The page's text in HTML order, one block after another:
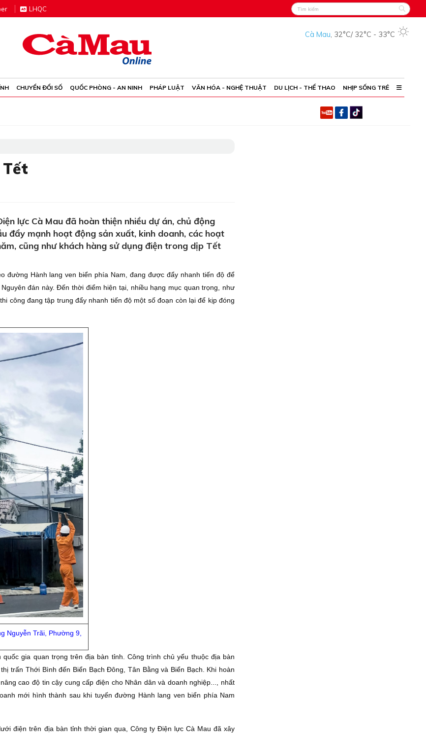
LHQC
Cà Mau, 32°C/ 32°C - 33°C
CHUYỂN ĐỔI SỐ QUỐC PHÒNG - AN NINH PHÁP LUẬT VĂN HÓA - NGHỆ THUẬT DU LỊCH - THỂ THAO NHỊP SỐNG TRẺ
lực Cà Mau đã hoàn thiện nhiều dự án, chủ động
đẩy mạnh hoạt động sản xuất, kinh doanh, các hoạt
cũng như khách hàng sử dụng điện trong dịp Tết
đường Hành lang ven biển phía Nam, đang được đẩy nhanh tiến độ để
đán này. Ðến thời điểm hiện tại, nhiều hạng mục quan trọng, như
công đang tập trung đẩy nhanh tiến độ một số đoạn còn lại để kịp đóng
Nguyễn Trãi, Phường 9,
gia quan trọng trên địa bàn tỉnh. Công trình chủ yếu thuộc địa bàn
trấn Thới Bình đến Biển Bạch Ðông, Tân Bằng và Biển Bạch. Khi hoàn
cao độ tin cậy cung cấp điện cho Nhân dân và doanh nghiệp..., nhất
mới hình thành sau khi tuyến đường Hành lang ven biển phía Nam
điện trên địa bàn tỉnh thời gian qua, Công ty Ðiện lực Cà Mau đã xây